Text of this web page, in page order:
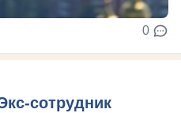
0
сотрудник